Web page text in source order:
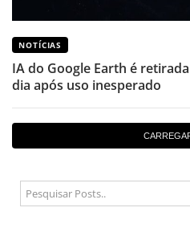
NOTÍCIAS
IA do Google Earth é
dia após uso inesperado